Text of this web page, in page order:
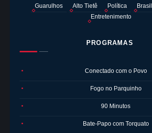
Guarulhos Alto Tietê Política Brasil
Entretenimento
PROGRAMAS
● Conectado com o Povo
● Fogo no Parquinho
● 90 Minutos
● Bate-Papo com Torquato